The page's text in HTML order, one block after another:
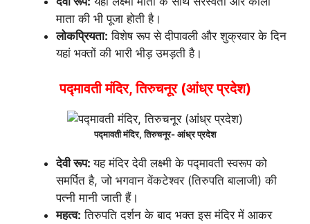
माता की भी पूजा होती है।
लोकप्रियता: विशेष रूप से दीपावली और शुक्रवार के दिन
यहां भक्तों की भारी भीड़ उमड़ती है।
पद्मावती मंदिर, तिरुचनूर (आंध्र प्रदेश)
पद्मावती मंदिर, तिरुचनूर- आंध्र प्रदेश
देवी रूप:यह मंदिर देवी लक्ष्मी के पद्मावती स्वरूप को
समर्पित है, जो भगवान वेंकटेश्वर (तिरुपति बालाजी) की
पत्नी मानी जाती हैं।
महत्व: तिरुपति दर्शन के बाद भक्त इस मंदिर में आकर